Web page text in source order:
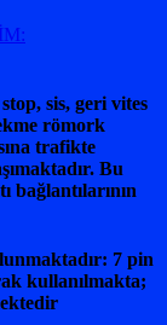
sis, geri vites
römork
trafikte
Bu
bağlantılarının
7 pin
kullanılmakta;